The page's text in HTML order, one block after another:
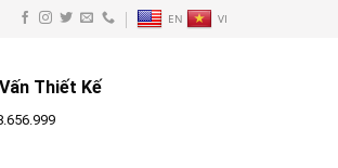
EN VI
Thiết Kế